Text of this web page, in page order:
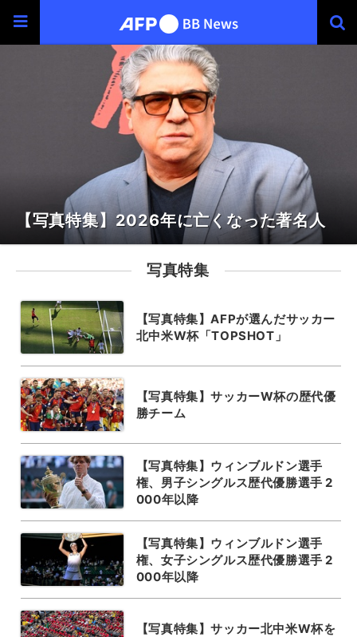
【写真特集】2026年に亡くなった著名人
写真特集
【写真特集】AFPが選んだサッカー
北中米W杯「TOPSHOT」
【写真特集】サッカーW杯の歴代優
勝チーム
【写真特集】ウィンブルドン選手
権、男子シングルス歴代優勝選手 2
000年以降
【写真特集】ウィンブルドン選手
権、女子シングルス歴代優勝選手 2
000年以降
【写真特集】サッカー北中米W杯を